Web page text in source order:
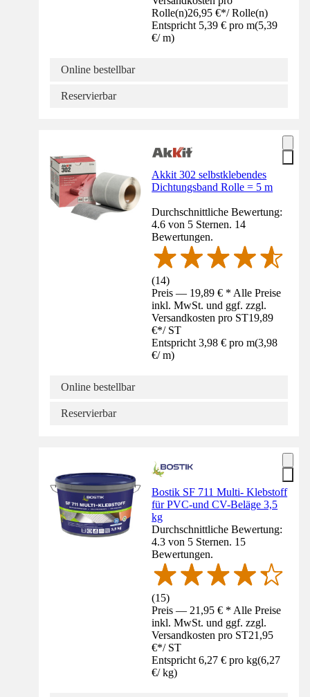
Rolle(n)26,95 €*/ Rolle(n)
Entspricht 5,39 € pro m(5,39
€/ m)
Online bestellbar
Reservierbar
Akkit 302 selbstklebendes
Dichtungsband Rolle = 5 m
Durchschnittliche Bewertung:
4.6 von 5 Sternen. 14
Bewertungen.
(14)
Preis — 19,89 € * Alle Preise
inkl. MwSt. und ggf. zzgl.
Versandkosten pro ST19,89
€*/ ST
Entspricht 3,98 € pro m(3,98
€/ m)
Online bestellbar
Reservierbar
Bostik SF 711 Multi- Klebstoff
für PVC-und CV-Beläge 3,5
kg
Durchschnittliche Bewertung:
4.3 von 5 Sternen. 15
Bewertungen.
(15)
Preis — 21,95 € * Alle Preise
inkl. MwSt. und ggf. zzgl.
Versandkosten pro ST21,95
€*/ ST
Entspricht 6,27 € pro kg(6,27
€/ kg)